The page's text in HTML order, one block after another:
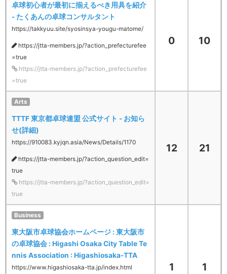
卓球初心者が最初に揃えるべき用具を紹介
- たくあんの卓球コンサルタント
https://takkyuu.site/syosinsya-yougu-matome/
https://jtta-members.jp/?action_prefecturefee
=true
https://jtta-members.jp/?action_prefecturefee
=true
0 10
Arts
TTTF 東京都卓球連盟 公式サイト - お知ら
せ(詳細)
https://910083.kyjqn.asia/News/Details/1170
https://jtta-members.jp/?action_question_edit=
true
https://jtta-members.jp/?action_question_edit=
true
12 21
Business
東大阪市卓球協会ホームページ : 東大阪市
の卓球協会 : Higashi Osaka City Table Te
nnis Association : Higashiosaka-TTA
https://www.higashiosaka-tta.jp/index.html 1 1